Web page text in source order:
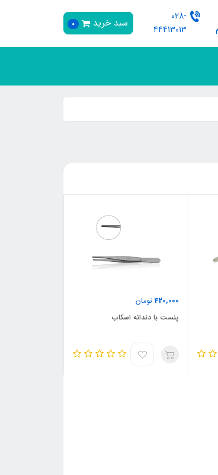
028-
44413013
سبد خرید 0
420,000تومان
پنست با دندانه اسکاب